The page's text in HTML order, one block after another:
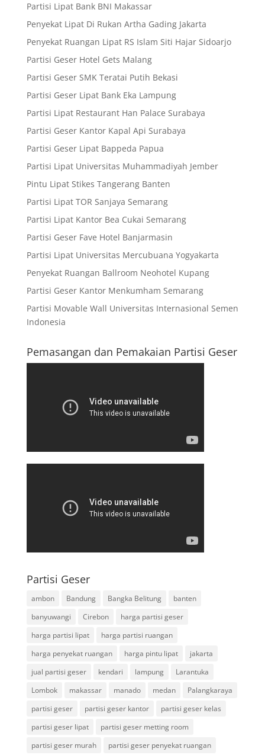
Partisi Lipat Bank BNI Makassar
Penyekat Lipat Di Rukan Artha Gading Jakarta
Penyekat Ruangan Lipat RS Islam Siti Hajar Sidoarjo
Partisi Geser Hotel Gets Malang
Partisi Geser SMK Teratai Putih Bekasi
Partisi Geser Lipat Bank Eka Lampung
Partisi Lipat Restaurant Han Palace Surabaya
Partisi Geser Kantor Kapal Api Surabaya
Partisi Geser Lipat Bappeda Papua
Partisi Lipat Universitas Muhammadiyah Jember
Pintu Lipat Stikes Tangerang Banten
Partisi Lipat TOR Sanjaya Semarang
Partisi Lipat Kantor Bea Cukai Semarang
Partisi Geser Fave Hotel Banjarmasin
Partisi Lipat Universitas Mercubuana Yogyakarta
Penyekat Ruangan Ballroom Neohotel Kupang
Partisi Geser Kantor Menkumham Semarang
Partisi Movable Wall Universitas Internasional Semen
Indonesia
Pemasangan dan Pemakaian Partisi Geser
Partisi Geser
ambon Bandung Bangka Belitung
banten
banyuwangi
Cirebon
harga partisi geser
harga partisi lipat
harga partisi ruangan
harga penyekat ruangan
harga pintu lipat
jakarta
jual partisi geser
kendari lampung
Larantuka
Lombok
makassar manado medan
Palangkaraya
partisi geser
partisi geser kantor
partisi geser kelas
partisi geser lipat
partisi geser metting room
partisi geser murah
partisi geser penyekat ruangan